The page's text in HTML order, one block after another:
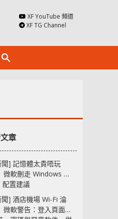
XF YouTube 頻道
XF TG Channel
search
章
聞] 記憶體太貴唔玩
軟刪走 Windows 11
配置建議
聞] 酒店機場 Wi-Fi 淪
軟警告：登入頁面可